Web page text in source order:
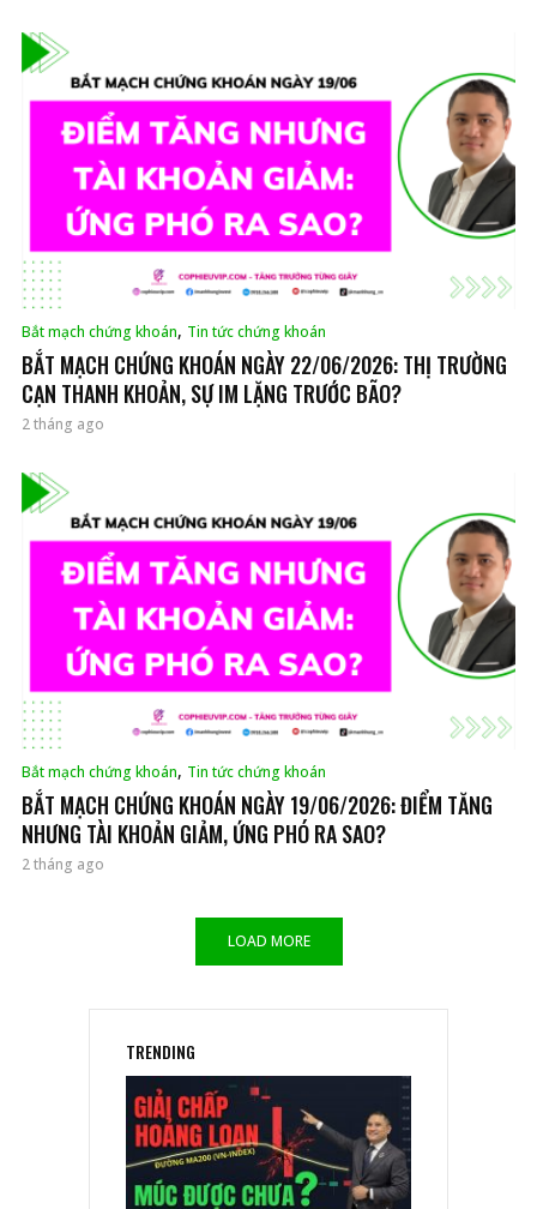
Bắt mạch chứng khoán, Tin tức chứng khoán
BẮT MẠCH CHỨNG KHOÁN NGÀY 22/06/2026: THỊ TRƯỜNG
CẠN THANH KHOẢN, SỰ IM LẶNG TRƯỚC BÃO?
2 tháng ago
Bắt mạch chứng khoán, Tin tức chứng khoán
BẮT MẠCH CHỨNG KHOÁN NGÀY 19/06/2026: ĐIỂM TĂNG
NHƯNG TÀI KHOẢN GIẢM, ỨNG PHÓ RA SAO?
2 tháng ago
LOAD MORE
TRENDING